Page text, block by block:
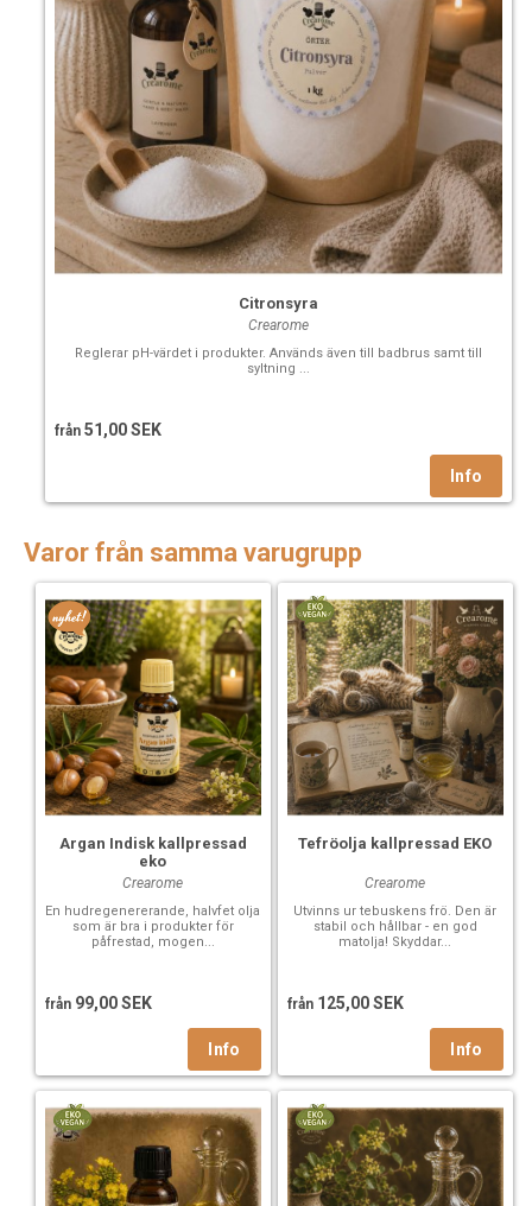
Citronsyra
Crearome
Reglerar pH-värdet i produkter. Används även till badbrus samt till
syltning ...
från 51,00 SEK
Varor från samma varugrupp
Argan Indisk kallpressad
eko
Crearome
En hudregenererande, halvfet olja
som är bra i produkter för
påfrestad, mogen...
från 99,00 SEK
Tefröolja kallpressad EKO
Crearome
Utvinns ur tebuskens frö. Den är
stabil och hållbar - en god
matolja! Skyddar...
från 125,00 SEK